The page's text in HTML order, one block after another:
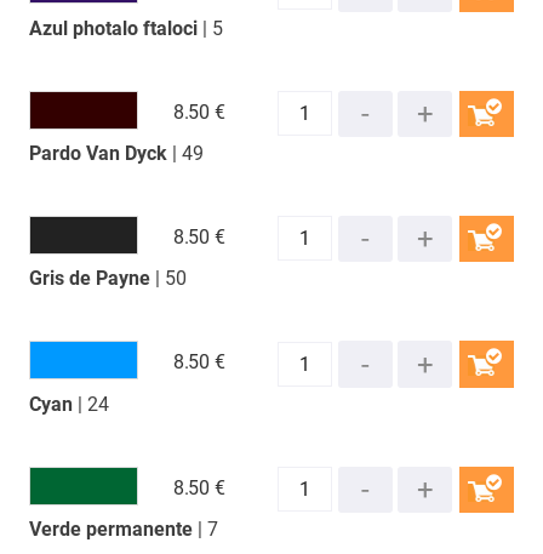
Azul photalo ftaloci| 5
Pardo Van Dyck| 49
8.50 €
Gris de Payne| 50
8.50 €
Cyan| 24
8.50 €
Verde permanente| 7
8.50 €